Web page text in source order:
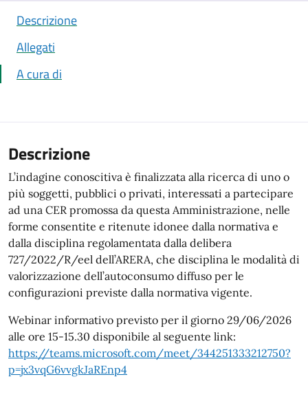
Descrizione
Allegati
A cura di
Descrizione
L’indagine conoscitiva è finalizzata alla ricerca di uno o
più soggetti, pubblici o privati, interessati a partecipare
ad una CER promossa da questa Amministrazione, nelle
forme consentite e ritenute idonee dalla normativa e
dalla disciplina regolamentata dalla delibera
727/2022/R/eel dell’ARERA, che disciplina le modalità di
valorizzazione dell’autoconsumo diffuso per le
configurazioni previste dalla normativa vigente.
Webinar informativo previsto per il giorno 29/06/2026
alle ore 15-15.30 disponibile al seguente link:
https://teams.microsoft.com/meet/344251333212750?
p=jx3vqG6vvgkJaREnp4